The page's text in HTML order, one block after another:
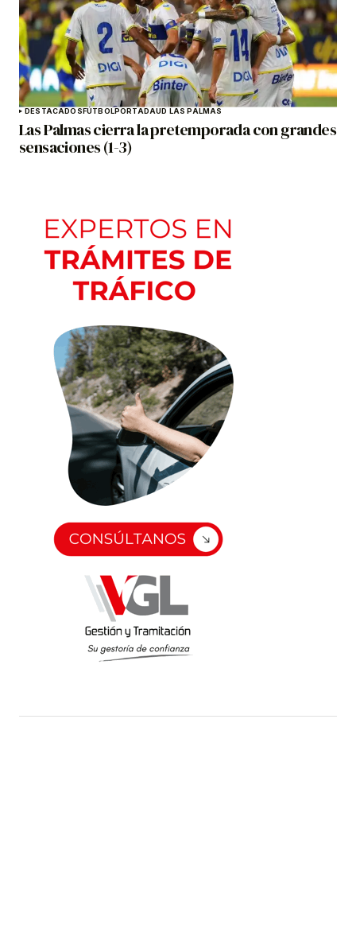
DESTACADOSFÚTBOLPORTADAUD LAS PALMAS
Las Palmas cierra la pretemporada con grandes
sensaciones (1-3)